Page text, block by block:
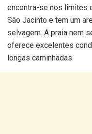
encontra-se nos limites
São Jacinto e tem um
selvagem. A praia nem
oferece excelentes
longas caminhadas.